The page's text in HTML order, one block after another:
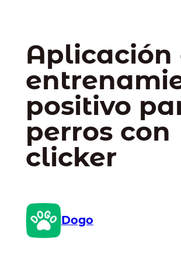
Aplicación
positivo
perros con
clicker
Dogo